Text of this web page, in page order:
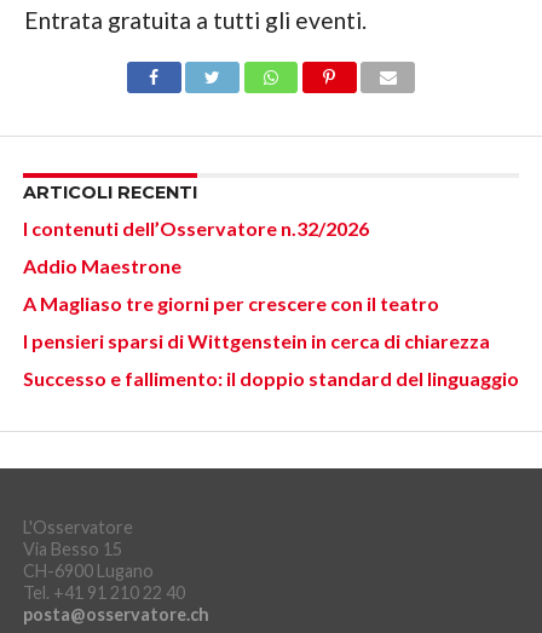
Entrata gratuita a tutti gli eventi.
ARTICOLI RECENTI
I contenuti dell’Osservatore n.32/2026
Addio Maestrone
A Magliaso tre giorni per crescere con il teatro
I pensieri sparsi di Wittgenstein in cerca di chiarezza
Successo e fallimento: il doppio standard del linguaggio
L'Osservatore
Via Besso 15
CH-6900 Lugano
Tel. +41 91 210 22 40
posta@osservatore.ch